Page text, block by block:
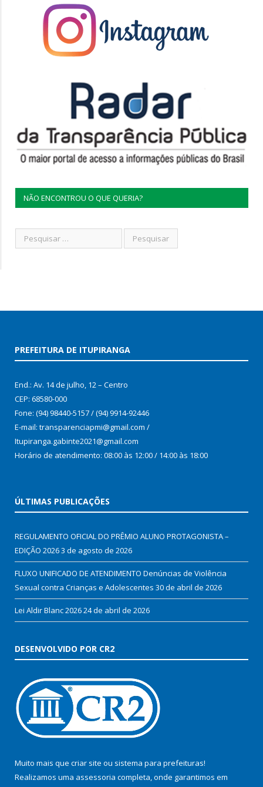
NÃO ENCONTROU O QUE QUERIA?
PREFEITURA DE ITUPIRANGA
End.: Av. 14 de julho, 12 – Centro
CEP: 68580-000
Fone: (94) 98440-5157 / (94) 9914-92446
E-mail: transparenciapmi@gmail.com /
Itupiranga.gabinte2021@gmail.com
Horário de atendimento: 08:00 às 12:00 / 14:00 às 18:00
ÚLTIMAS PUBLICAÇÕES
REGULAMENTO OFICIAL DO PRÊMIO ALUNO PROTAGONISTA –
EDIÇÃO 20263 de agosto de 2026
FLUXO UNIFICADO DE ATENDIMENTO Denúncias de Violência
Sexual contra Crianças e Adolescentes 30 de abril de 2026
Lei Aldir Blanc 202624 de abril de 2026
DESENVOLVIDO POR CR2
Muito mais que criar site ou sistema para prefeituras!
Realizamos uma assessoria completa, onde garantimos em